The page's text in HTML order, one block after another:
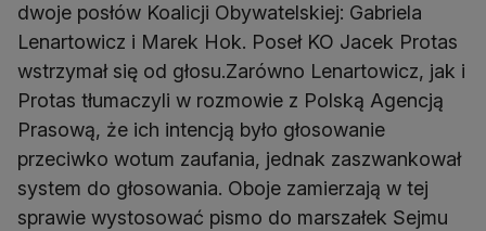
dwoje posłów Koalicji Obywatelskiej: Gabriela
Lenartowicz i Marek Hok. Poseł KO Jacek Protas
wstrzymał się od głosu.Zarówno Lenartowicz, jak i
Protas tłumaczyli w rozmowie z Polską Agencją
Prasową, że ich intencją było głosowanie
przeciwko wotum zaufania, jednak zaszwankował
system do głosowania. Oboje zamierzają w tej
sprawie wystosować pismo do marszałek Sejmu